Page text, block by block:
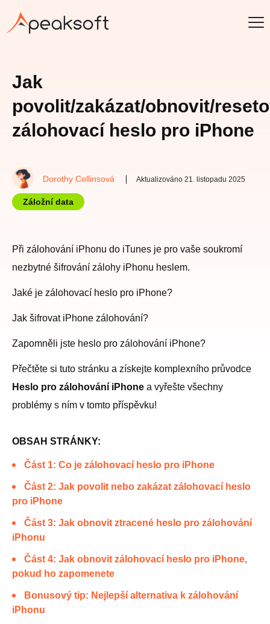
Jak
povolit/zakázat/obnovit/
zálohovací heslo pro iPhone
Dorothy Collinsová Aktualizováno 21. listopadu 2025
Záložní data
Při zálohování iPhonu do iTunes je pro vaše soukromí
nezbytné šifrování zálohy iPhonu heslem.
Jaké je zálohovací heslo pro iPhone?
Jak šifrovat iPhone zálohování?
Zapomněli jste heslo pro zálohování iPhone?
Přečtěte si tuto stránku a získejte komplexního průvodce
Heslo pro zálohování iPhone a vyřešte všechny
problémy s ním v tomto příspěvku!
OBSAH STRÁNKY:
Část 1: Co je zálohovací heslo pro iPhone
Část 2: Jak povolit nebo zakázat zálohovací heslo
pro iPhone
Část 3: Jak obnovit ztracené heslo pro zálohování
iPhonu
Část 4: Jak obnovit zálohovací heslo pro iPhone,
pokud ho zapomenete
Bonusový tip: Nejlepší alternativa k zálohování
iPhonu